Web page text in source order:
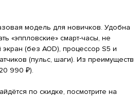
модель для новичков. Удобна
«эппловские» смарт-часы, не
(без AOD), процессор S5 и
(пульс, шаги). Из преимуществ
990 ₽).
по скидке, посмотрите на